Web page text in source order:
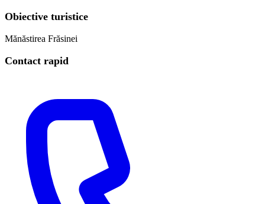
Obiective turistice
Mănăstirea Frăsinei
Contact rapid